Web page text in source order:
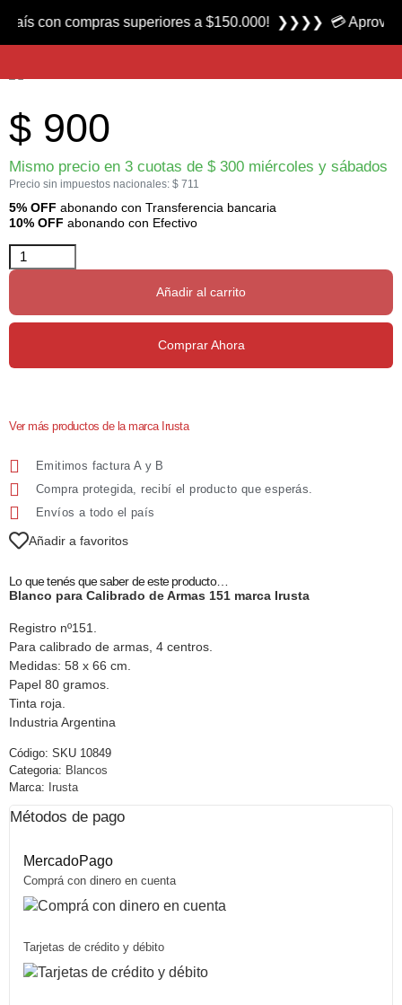
Producto nuevo
Blanco para Calibrado de Armas 151 marca Irusta
$ 900
Mismo precio en 3 cuotas de $300 miércoles y sábados
Precio sin impuestos nacionales: $ 711
5% OFF abonando con Transferencia bancaria
10% OFF abonando con Efectivo
Añadir al carrito
Comprar Ahora
Ver más productos de la marca Irusta
Emitimos factura A y B
Compra protegida, recibí el producto que esperás.
Envíos a todo el país
Añadir a favoritos
Lo que tenés que saber de este producto…
Blanco para Calibrado de Armas 151 marca Irusta
Registro nº151.
Para calibrado de armas, 4 centros.
Medidas: 58 x 66 cm.
Papel 80 gramos.
Tinta roja.
Industria Argentina
Código: SKU 10849
Categoria: Blancos
Marca: Irusta
Métodos de pago
MercadoPago
Comprá con dinero en cuenta
Tarjetas de crédito y débito
compras superiores a $150.000! ❯❯❯❯ 💳 Aprovecha las